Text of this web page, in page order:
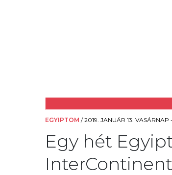
EGYIPTOM /2019. JANUÁR 13. VASÁRNAP -
Egy hét